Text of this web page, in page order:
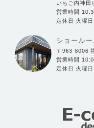
いちご内神田
営業時間
定休日 火曜
ショール
〒963-8006
営業時間
定休日 火曜